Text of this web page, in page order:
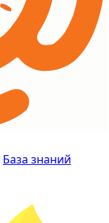
База знаний